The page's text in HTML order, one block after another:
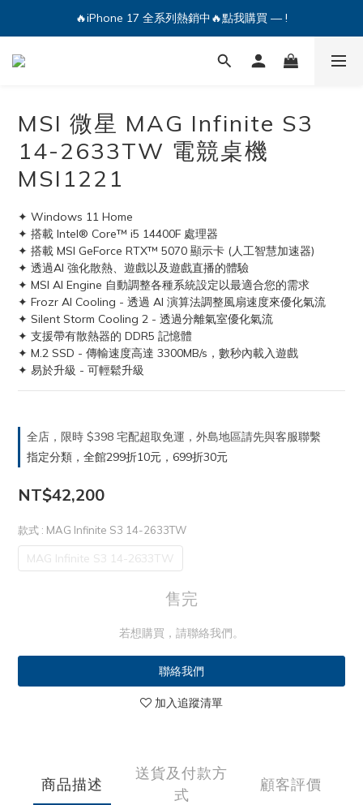
🔥iPhone 17 全系列熱銷中🔥點我購買 — !
💕加入Q哥 Line 新好友領優惠券！🎫
🔥iPhone 17 全系列熱銷中🔥點我購買 — !
MSI 微星 MAG Infinite S3
14-2633TW 電競桌機
MSI1221
✦ Windows 11 Home
✦ 搭載 Intel® Core™ i5 14400F 處理器
✦ 搭載 MSI GeForce RTX™ 5070 顯示卡 (人工智慧加速器)
✦ 透過AI 強化散熱、遊戲以及遊戲直播的體驗
✦ MSI AI Engine 自動調整各種系統設定以最適合您的需求
✦ Frozr AI Cooling - 透過 AI 演算法調整風扇速度來優化氣流
✦ Silent Storm Cooling 2 - 透過分離氣室優化氣流
✦ 支援帶有散熱器的 DDR5 記憶體
✦ M.2 SSD - 傳輸速度高達 3300MB/s，數秒內載入遊戲
✦ 易於升級 - 可輕鬆升級
全店，限時 $398 宅配超取免運，外島地區請先與客服聯繫
指定分類，全館299折10元，699折30元
NT$42,200
款式 : MAG Infinite S3 14-2633TW
MAG Infinite S3 14-2633TW
售完
若想購買，請聯絡我們。
聯絡我們
加入追蹤清單
商品描述
送貨及付款方
式
顧客評價